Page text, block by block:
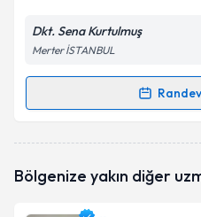
Dkt. Sena Kurtulmuş
Merter İSTANBUL
Randevu Takvimi
randevu takvimi talebi
posta ile bilgilendireceğiz.
Bölgenize yakın diğer